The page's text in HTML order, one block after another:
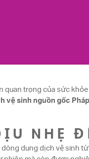
quan trọng của sức
vệ sinh nguồn gốc Pháp
NHẸ
dung dịch vệ sinh